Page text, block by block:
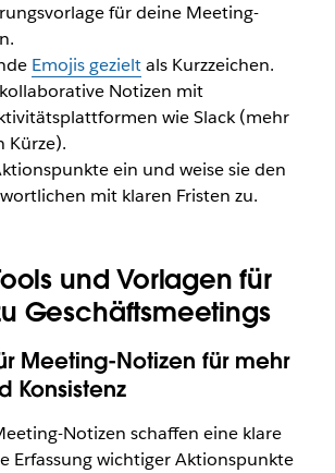
für deine Meeting-
Emojis gezieltals Kurzzeichen.
Notizen mit
wie Slack (mehr
Kürze).
ein und weise sie den
mit klaren Fristen zu.
und Vorlagen für
Geschäftsmeetings
Meeting-Notizen für mehr
Konsistenz
Notizen schaffen eine klare
Erfassung wichtiger Aktionspunkte